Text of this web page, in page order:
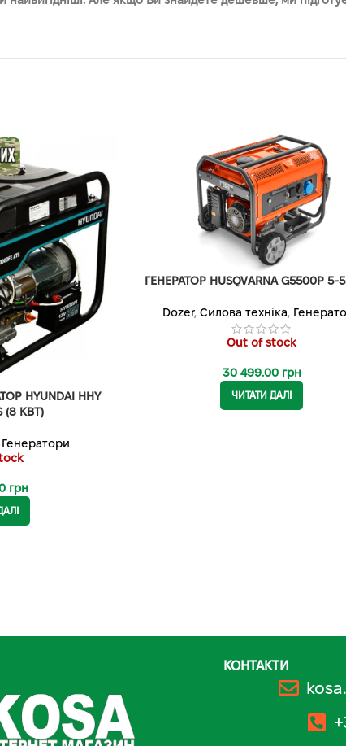
HYUNDAI HHY
(8 КВТ)
Генератори
грн
ГЕНЕРАТОР HUSQVARNA G5500P 5-
Dozer, Силова техніка,
Out of stock
30 499.00 грн
ЧИТАТИ ДАЛІ
КОНТАКТИ